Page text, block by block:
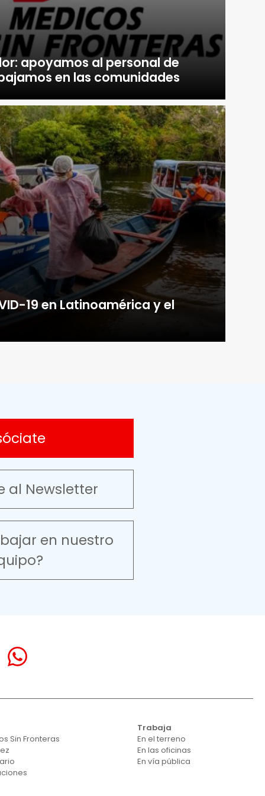
apoyamos al personal de
en las comunidades
19 en Latinoamérica y el
al Newsletter
en nuestro
Sin Fronteras
Trabaja
En el terreno
En las oficinas
En vía pública